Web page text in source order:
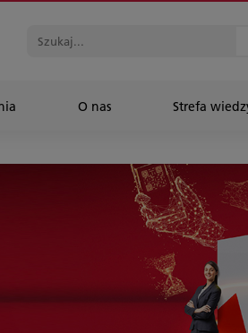
O nas Strefa